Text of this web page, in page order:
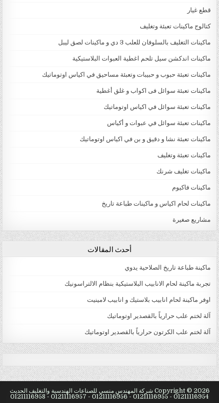
قطع غيار
كتالوج ماكينات تعبئة وتغليف
ماكينات التغليف بالسلوفان للعلب 3 دي و ماكينات لصق ليبل
ماكينات اندكشن سيل تلحم اغطية العبوات البلاستيكية
ماكينات تعبئة حبوب و حبيبات وتعبئة مساحيق في اكياس اوتوماتيك
ماكينات تعبئة سوائل فى اكواب و غلق أغطية
ماكينات تعبئة سوائل في اكياس اوتوماتيك
ماكينات تعبئة سوائل في عبوات و أكياس
ماكينات تعبئة نشا و دقيق و بن في اكياس اوتوماتيك
ماكينات تعبئة وتغليف
ماكينات تغليف شرنك
ماكينات فاكيوم
ماكينات لحام اكياس و ماكينات طباعة تاريخ
مشاريع صغيرة
أحدث المقالات
ماكينة طباعة تاريخ الصلاحية يدوي
تجربة ماكينة لحام الانابيب البلاستيكية بنظام الالتراسونيك
اوفر ماكينة لحام انابيب بلاستيك و انابيب لامينيت
آلة لختم علب حرارياً بالقصدير اوتوماتيك
آلة لختم علب الكرتون حرارياً بالقصدير اوتوماتيك
male enlargement pills
virectin review Male Viagra Online Buy
best erection pills Erection Problems Stimulation
Copyright © 2026 شركة المهندس منسي للصناعات الهندسية والتغليف الحديث
01211116954 - 01211116955 - 01211116956 - 01211116957 - 01211116958